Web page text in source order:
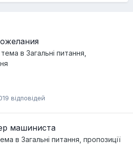
тема в Загальні питання,
відповідей
машиниста
в Загальні питання, пропозиції